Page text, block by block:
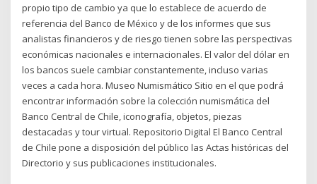
propio tipo de cambio ya que lo establece de acuerdo de
referencia del Banco de México y de los informes que sus
analistas financieros y de riesgo tienen sobre las perspectivas
económicas nacionales e internacionales. El valor del dólar en
los bancos suele cambiar constantemente, incluso varias
veces a cada hora. Museo Numismático Sitio en el que podrá
encontrar información sobre la colección numismática del
Banco Central de Chile, iconografía, objetos, piezas
destacadas y tour virtual. Repositorio Digital El Banco Central
de Chile pone a disposición del público las Actas históricas del
Directorio y sus publicaciones institucionales.